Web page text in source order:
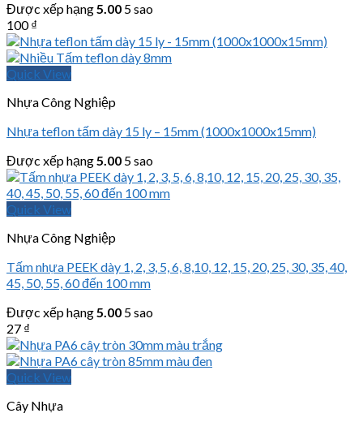
Được xếp hạng5.00 5 sao
100₫
Quick View
Nhựa Công Nghiệp
Nhựa teflon tấm dày 15 ly – 15mm (1000x1000x15mm)
Được xếp hạng5.00 5 sao
Quick View
Nhựa Công Nghiệp
Tấm nhựa PEEK dày 1, 2, 3, 5, 6, 8,10, 12, 15, 20, 25, 30, 35, 40,
45, 50, 55, 60 đến 100 mm
Được xếp hạng5.00 5 sao
27 ₫
Quick View
Cây Nhựa